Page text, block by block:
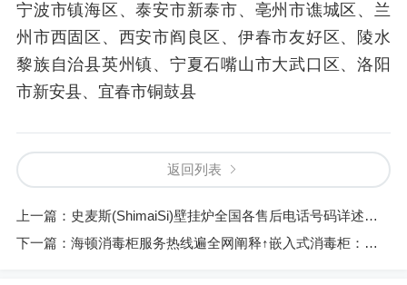
宁波市镇海区、泰安市新泰市、亳州市谯城区、兰
州市西固区、西安市阎良区、伊春市友好区、陵水
黎族自治县英州镇、宁夏石嘴山市大武口区、洛阳
市新安县、宜春市铜鼓县
返回列表
上一篇： 史麦斯(ShimaiSi)壁挂炉全国各售后电话号码详述㊤申花壁挂炉：冬季取暖新选择，节能环保更舒适
下一篇： 海顿消毒柜服务热线遍全网阐释↑嵌入式消毒柜：家居健康好帮手，轻松消毒更放心